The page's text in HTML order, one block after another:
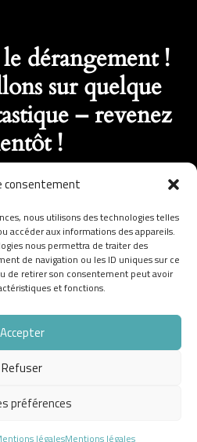
consentement
nous utilisons des technologies telles
accéder aux informations des appareils.
nous permettra de traiter des
de navigation ou les ID uniques sur ce
de retirer son consentement peut avoir
et fonctions.
Accepter
Refuser
préférences
légalesMentions légales
dérangement !
sur quelque
– revenez
!